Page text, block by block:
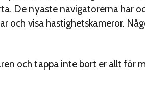
De nyaste navigatorerna har
och visa hastighetskameror.
och tappa inte bort er allt för